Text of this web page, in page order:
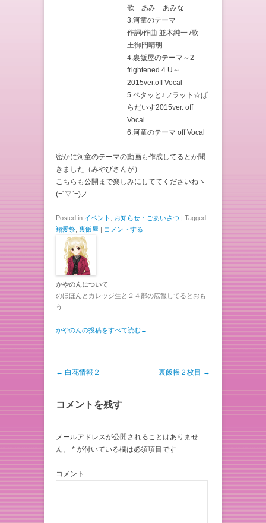
歌 あみ あみな
3.河童のテーマ
作詞/作曲 並木純一 /歌
土御門晴明
4.裏飯屋のテーマ～2
frightened 4 U～
2015ver.off Vocal
5.ペタッと♪フラット☆ぱ
らだいす2015ver. off
Vocal
6.河童のテーマ off Vocal
密かに河童のテーマの動画も作成してるとか聞
きました（みやびさんが）
こちらも公開まで楽しみにしててくださいねヽ
(=´▽`=)ノ
Posted in イベント お知らせ・ごあいさつ | Tagged
翔愛祭 裏飯屋 | コメントする
かやのんについて
のほほんとカレッジ生と２４部の広報してるとおも
う
かやのんの投稿をすべて読む→
投稿ナビゲーション
← 白花情報２ 裏飯帳２枚目 →
コメントを残す
メールアドレスが公開されることはありませ
ん。
* が付いている欄は必須項目です
コメント